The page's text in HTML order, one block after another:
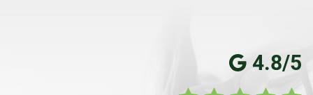
4.8/5